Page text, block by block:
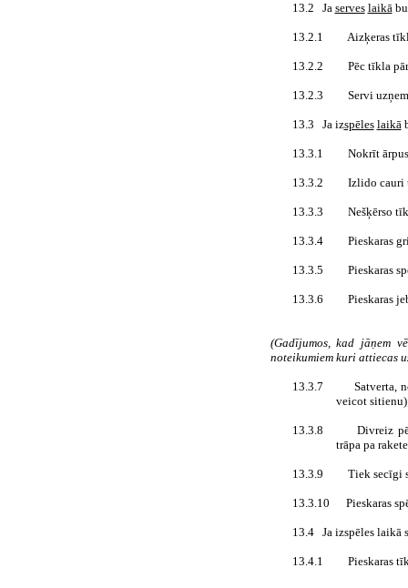
13.2 Ja serves laikā
13.2.1 Aizķeras
13.2.2 Pēc tīkla
13.2.3 Servi
13.3 Ja izspēles laikā
13.3.1 Nokrīt
13.3.2 Izlido cauri
13.3.3 Nešķērso
13.3.4 Pieskaras
13.3.5 Pieskaras
13.3.6 Pieskaras
(Gadījumos, kad jāņem
noteikumiem kuri attiecas
13.3.7
Satverta,
veicot
13.3.8
Divreiz
trāpa pa
13.3.9 Tiek secīgi
13.3.10 Pieskaras
13.4 Ja izspēles laikā
13.4.1 Pieskaras